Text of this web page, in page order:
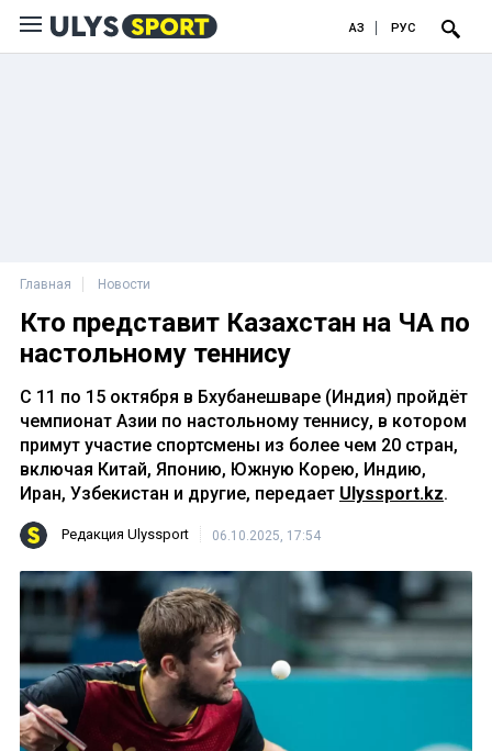
ҚАЗ РУС
Главная Новости
Кто представит Казахстан на ЧА по
настольному теннису
С 11 по 15 октября в Бхубанешваре (Индия) пройдёт
чемпионат Азии по настольному теннису, в котором
примут участие спортсмены из более чем 20 стран,
включая Китай, Японию, Южную Корею, Индию,
Иран, Узбекистан и другие, передает Ulyssport.kz.
Редакция Ulyssport 06.10.2025, 17:54